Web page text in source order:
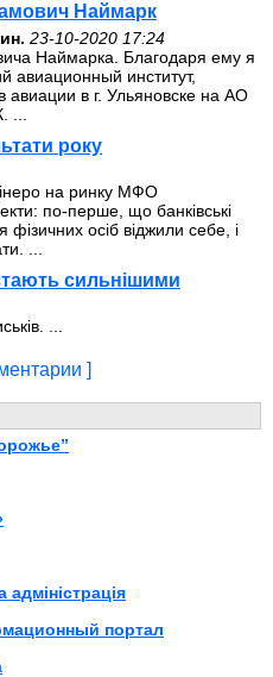
Наймарк
23-10-2020 17:24
Наймарка. Благодаря ему я
авиационный институт,
авиации в г. Ульяновске на АО
...
року
на ринку МФО
по-перше, що банківські
осіб віджили себе, і
...
сильнішими
...
]
портал